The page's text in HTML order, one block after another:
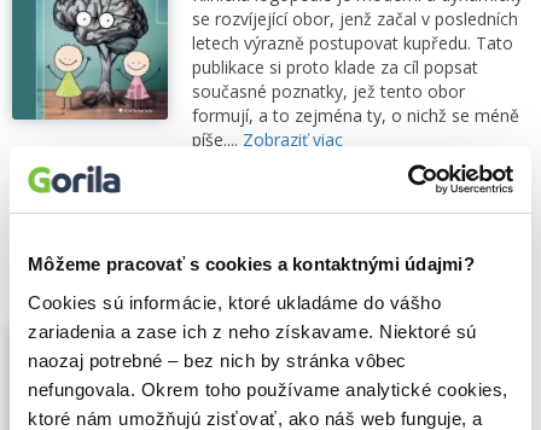
Môžeme pracovať s cookies a kontaktnými údajmi?
Cookies sú informácie, ktoré ukladáme do vášho
zariadenia a zase ich z neho získavame. Niektoré sú
naozaj potrebné – bez nich by stránka vôbec
nefungovala. Okrem toho používame analytické cookies,
ktoré nám umožňujú zisťovať, ako náš web funguje, a
se rozvíjející obor, jenž začal v posledních
letech výrazně postupovat kupředu. Tato
publikace si proto klade za cíl popsat
současné poznatky, jež tento obor
formují, a to zejména ty, o nichž se méně
píše.... Zobraziť viac
🌴 Máme na sklade, posielame ihneď.
Klinická logopedie u dětí (e-kniha)
Barbora Richtrová,Hana Nestávalová
Zuzana Korandová ,Grada(2026)
Základy nového pojetí vývoje jazyka, řeči